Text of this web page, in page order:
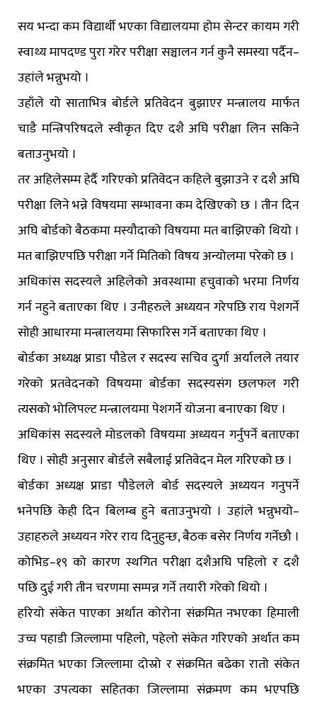
सय भन्दा कम विद्यार्थी भएका विद्यालयमा होम सेन्टर कायम गरी
स्वाथ्य मापदण्ड पुरा गरेर परीक्षा सञ्चालन गर्न कुनै समस्या पर्दैन–
उहांले भन्नुभयो ।
उहाँले यो साताभित्र बोर्डले प्रतिवेदन बुझाएर मन्त्रालय मार्फत
चाडै मन्त्रिपरिषदले स्वीकृत दिए दशै अघि परीक्षा लिन सकिने
बताउनुभयो ।
तर अहिलेसम्म हेर्दै गरिएको प्रतिवेदन कहिले बुझाउने र दशै अघि
परीक्षा लिने भन्ने विषयमा सम्भावना कम देखिएको छ । तीन दिन
अघि बोर्डको बैठकमा मस्यौदाको विषयमा मत बाझिएको थियो ।
मत बाझिएपछि परीक्षा गर्ने मितिको विषय अन्योलमा परेको छ ।
अधिकांस सदस्यले अहिलेको अवस्थामा हचुवाको भरमा निर्णय
गर्न नहुने बताएका थिए । उनीहरुले अध्ययन गरेपछि राय पेशगर्ने
सोही आधारमा मन्त्रालयमा सिफारिस गर्ने बताएका थिए ।
बोर्डका अध्यक्ष प्राडा पौडेल र सदस्य सचिव दुर्गा अर्यालले तयार
गरेको प्रतवेदनको विषयमा बोर्डका सदस्यसंग छलफल गरी
त्यसको भोलिपल्ट मन्त्रालयमा पेशगर्ने योजना बनाएका थिए ।
अधिकांस सदस्यले मोडलको विषयमा अध्ययन गर्नुपर्ने बताएका
थिए । सोही अनुसार बोर्डले सबैलाई प्रतिवेदन मेल गरिएको छ ।
बोर्डका अध्यक्ष प्राडा पौडेलले बोर्ड सदस्यले अध्ययन गनुपर्ने
भनेपछि केही दिन बिलम्ब हुने बताउनुभयो । उहांले भन्नुभयो–
उहाहरुले अध्ययन गरेर राय दिनुहुन्छ, बैठक बसेर निर्णय गर्नेछौ ।
कोभिड–१९ को कारण स्थगित परीक्षा दशैअघि पहिलो र दशै
पछि दुई गरी तीन चरणमा सम्पन्न गर्ने तयारी गरेको थियो ।
हरियो संकेत पाएका अर्थात कोरोना संक्रमित नभएका हिमाली
उच्च पहाडी जिल्लामा पहिलो, पहेलो संकेत गरिएको अर्थात कम
संक्रमित भएका जिल्लामा दोस्रो र संक्रमित बढेका रातो संकेत
भएका उपत्यका सहितका जिल्लामा संक्रमण कम भएपछि